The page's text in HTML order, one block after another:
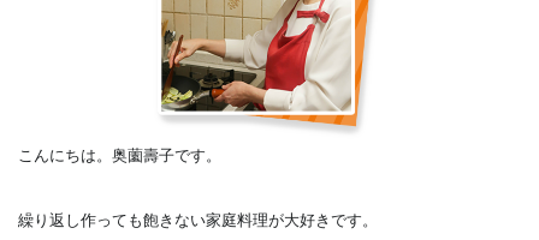
こんにちは。奥薗壽子です。
繰り返し作っても飽きない家庭料理が大好きです。